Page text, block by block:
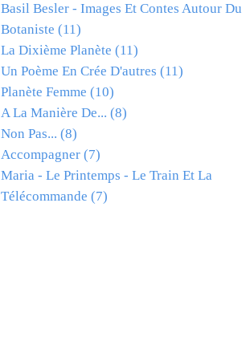
Basil Besler - Images Et Contes Autour Du
Botaniste (11)
La Dixième Planète (11)
Un Poème En Crée D'autres (11)
Planète Femme (10)
A La Manière De... (8)
Non Pas... (8)
Accompagner (7)
Maria - Le Printemps - Le Train Et La
Télécommande (7)